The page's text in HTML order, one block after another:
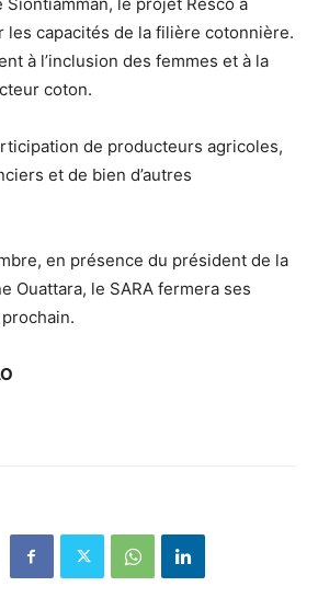
Siontiamman, le projet Resco a
les capacités de la filière cotonnière.
à l’inclusion des femmes et à la
coton.
de producteurs agricoles,
et de bien d’autres
en présence du président de la
Ouattara, le SARA fermera ses